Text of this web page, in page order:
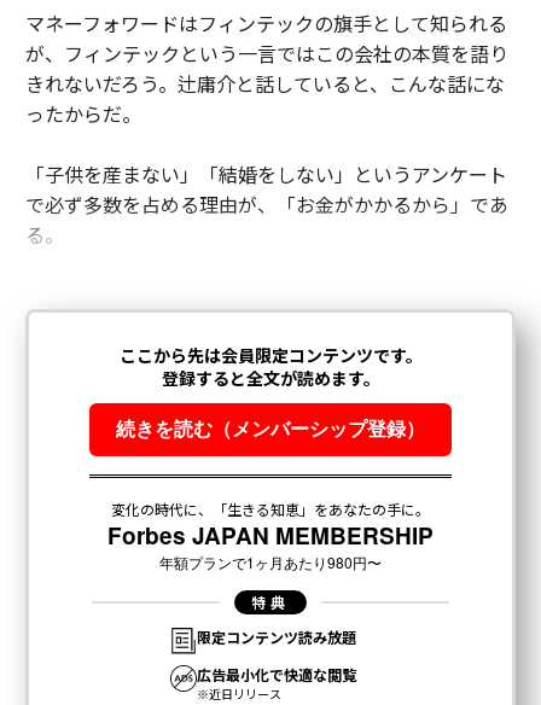
マネーフォワードはフィンテックの旗手として知られる
が、フィンテックという一言ではこの会社の本質を語り
きれないだろう。辻庸介と話していると、こんな話にな
ったからだ。
「子供を産まない」「結婚をしない」というアンケート
で必ず多数を占める理由が、「お金がかかるから」であ
る。